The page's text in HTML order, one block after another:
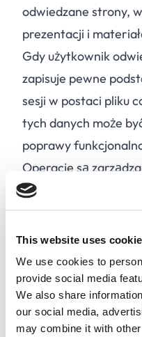
This website uses
We use cookies to
provide social media
We also share
our social media,
may combine it with
odwiedzane strony,
prezentacji i
Gdy użytkownik
zapisuje pewne
sesji w postaci pliku
tych danych może
poprawy
Operacje są
Po 90 dniach
które zostały w niej
opcję "usuń/usuń
przeglądarki,
na swoim
nie wygasły.